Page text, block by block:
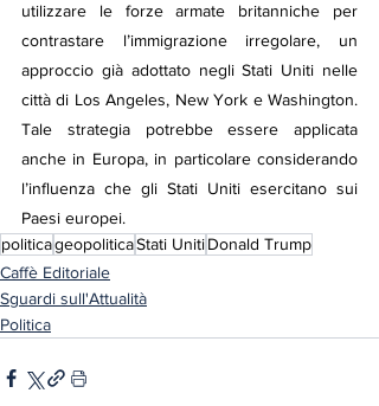
utilizzare le forze armate britanniche per
contrastare l’immigrazione irregolare, un
approccio già adottato negli Stati Uniti nelle
città di Los Angeles, New York e Washington.
Tale strategia potrebbe essere applicata
anche in Europa, in particolare considerando
l’influenza che gli Stati Uniti esercitano sui
Paesi europei.
politicageopoliticaStati UnitiDonald Trump
Caffè Editoriale
Sguardi sull'Attualità
Politica